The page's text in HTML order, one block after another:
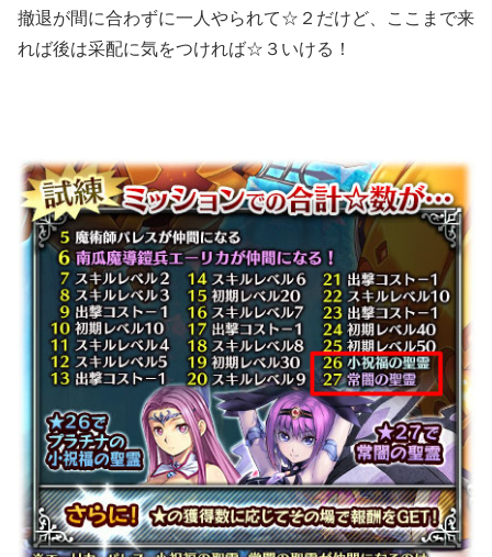
撤退が間に合わずに一人やられて☆２だけど、ここまで来
れば後は采配に気をつければ☆３いける！